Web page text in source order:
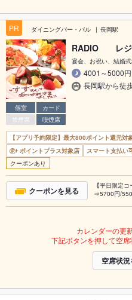
PR ダイニングバー・バル 長岡駅
個室
カード
禁煙席
喫煙席
RADIO レジ
宴会、お祝い、結婚
4001～5000円
長岡駅から徒
【アプリ予約限定】最大800ポイント還元対
ポイントプラス対象店
スマート支払い
クーポンあり
クーポンを見る
【平日限定
⇒5700円/
カレンダーの更
下記ボタンを押して空席
空席状